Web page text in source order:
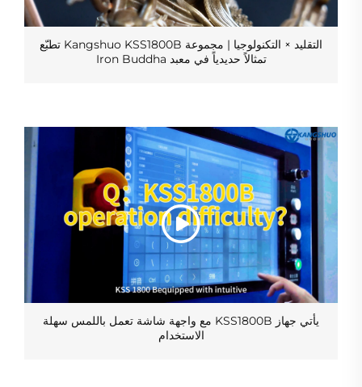
التقليد × التكنولوجيا | مجموعة Kangshuo KSS1800B تطبّع
تمثالاً حديدياً في معبد Iron Buddha
يأتي جهاز KSS1800B مع واجهة شاشة تعمل باللمس سهلة
الاستخدام